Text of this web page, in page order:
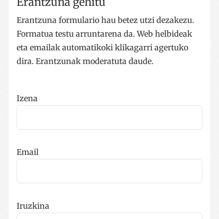
Erantzuna formulario hau betez utzi dezakezu.
Formatua testu arruntarena da. Web helbideak
eta emailak automatikoki klikagarri agertuko
dira. Erantzunak moderatuta daude.
Izena
Email
Iruzkina
__cf_bm
.x.com
CookieScriptConsent
CookieScript
urte bat
VISITOR_PRIVACY_METADATA
.youtube.com
4 aste